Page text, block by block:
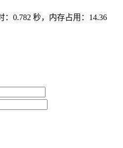
0.782 秒，内存占用：14.36